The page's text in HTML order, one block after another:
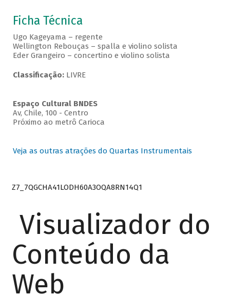
Ficha Técnica
Ugo Kageyama – regente
Wellington Rebouças – spalla e violino solista
Eder Grangeiro – concertino e violino solista
Classificação: LIVRE
Espaço Cultural BNDES
Av, Chile, 100 - Centro
Próximo ao metrô Carioca
Veja as outras atrações do Quartas Instrumentais
Z7_7QGCHA41LODH60A3OQA8RN14Q1
Visualizador do
Conteúdo da
Web